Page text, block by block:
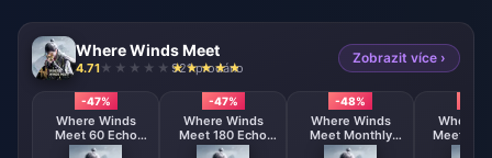
Where Winds Meet
4.71 921 prodáno
Zobrazit více ›
-47%
Where Winds
Meet 60 Echo
Beads
-47%
Where Winds
Meet 180 Echo
Beads
-48%
Where Winds
Meet Monthly
Pass
Where
Meet 300 Echo